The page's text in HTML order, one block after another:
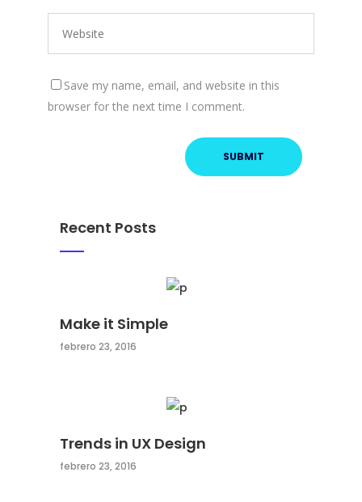
Save my name, email, and website in this
browser for the next time I comment.
Recent Posts
Make it Simple
febrero 23, 2016
Trends in UX Design
febrero 23, 2016